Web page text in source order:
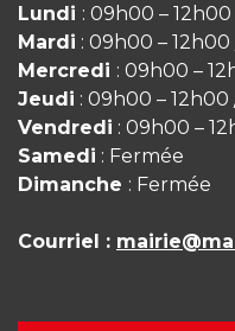
Lundi : 09h00 –
Mardi : 09h00 – 12h00
Mercredi : 09h00 –
Jeudi : 09h00 – 12h00
Vendredi : 09h00 –
Samedi : Fermée
Dimanche : Fermée
Courriel :